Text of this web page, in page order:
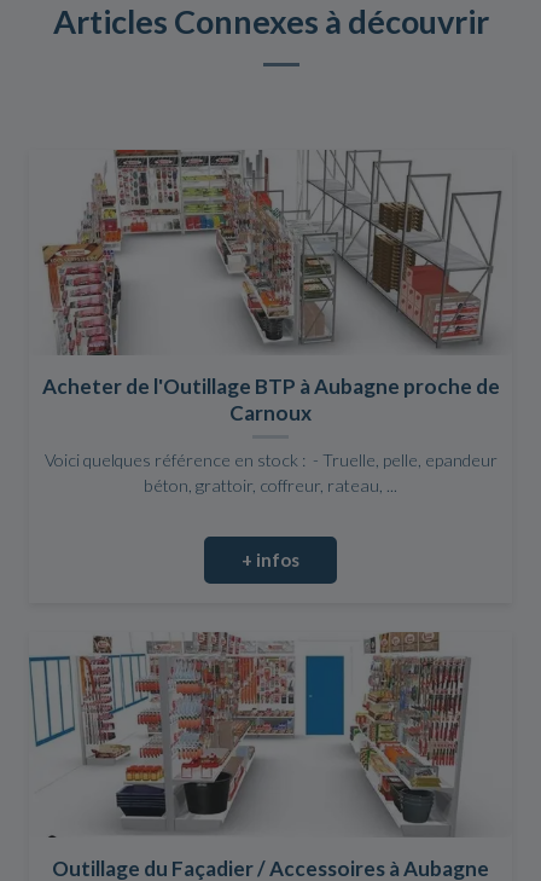
Articles Connexes à découvrir
Acheter de l'Outillage BTP à Aubagne proche de
Carnoux
Voici quelques référence en stock : - Truelle, pelle, epandeur
béton, grattoir, coffreur, rateau, ...
+ infos
Outillage du Façadier / Accessoires à Aubagne